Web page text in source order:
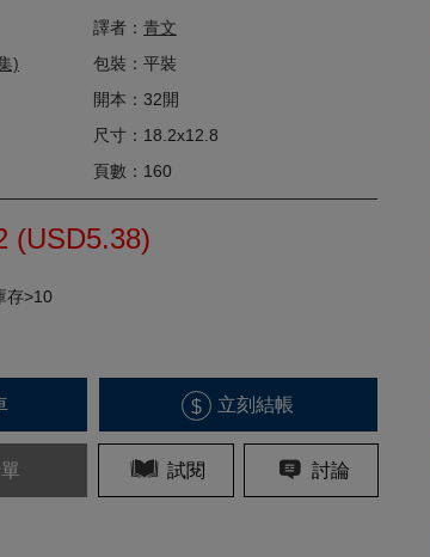
譯者： 青文
)
包裝：平裝
開本：32開
尺寸：18.2x12.8
頁數：160
(USD5.38)
存>10
$ 立刻結帳
試閱 討論